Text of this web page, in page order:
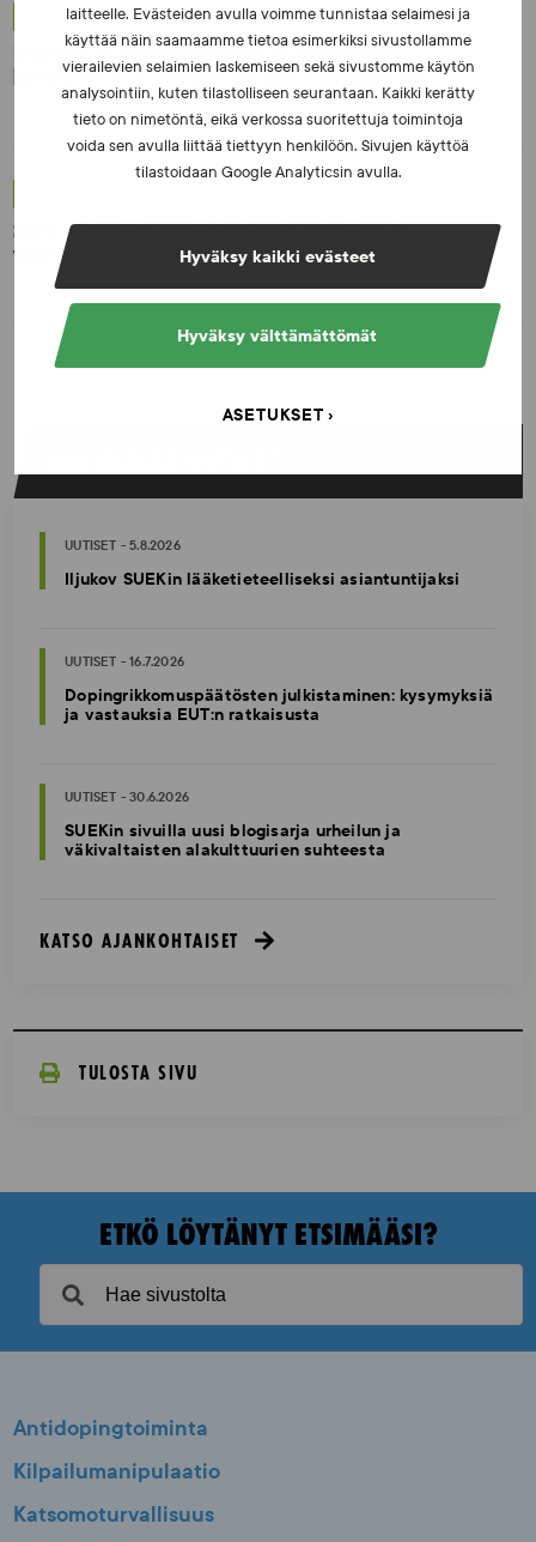
laitteelle. Evästeiden avulla voimme tunnistaa selaimesi ja
käyttää näin saamaamme tietoa esimerkiksi sivustollamme
vierailevien selaimien laskemiseen sekä sivustomme käytön
analysointiin, kuten tilastolliseen seurantaan. Kaikki kerätty
tieto on nimetöntä, eikä verkossa suoritettuja toimintoja
voida sen avulla liittää tiettyyn henkilöön. Sivujen käyttöä
tilastoidaan Google Analyticsin avulla.
Hyväksy kaikki evästeet
Hyväksy välttämättömät
ASETUKSET
UUTISET - 16.7.2026
Dopingrikkomuspäätösten julkistaminen:
kysymyksiä ja vastauksia EUT:n ratkaisusta
SUEKin sivuilla uusi blogisarja urheilun ja
väkivaltaisten alakulttuurien suhteesta
UUTISET - 5.8.2026
Iljukov SUEKin lääketieteelliseksi asiantuntijaksi
UUTISET - 16.7.2026
Dopingrikkomuspäätösten julkistaminen: kysymyksiä
ja vastauksia EUT:n ratkaisusta
UUTISET - 30.6.2026
SUEKin sivuilla uusi blogisarja urheilun ja
väkivaltaisten alakulttuurien suhteesta
KATSO AJANKOHTAISET
TULOSTA SIVU
ETKÖ LÖYTÄNYT ETSIMÄÄSI?
Antidopingtoiminta
Kilpailumanipulaatio
Katsomoturvallisuus